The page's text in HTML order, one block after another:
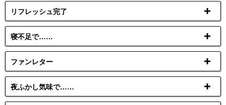
リフレッシュ完了
寝不足で……
ファンレター
夜ふかし気味で……